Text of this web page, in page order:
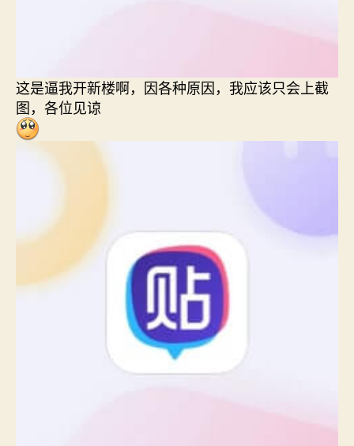
这是逼我开新楼啊，因各种原因，我应该只会上截
图，各位见谅